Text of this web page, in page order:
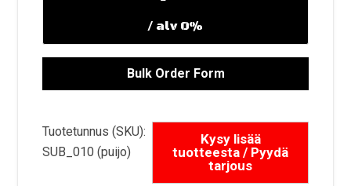
-
/ alv 0%
Tuotetunnus (SKU):
SUB_010 (puijo)